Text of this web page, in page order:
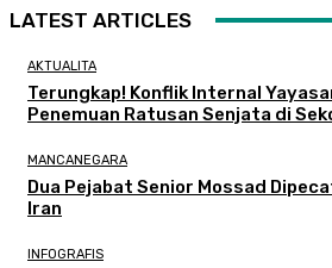
LATEST ARTICLES
AKTUALITA
Terungkap! Konflik Internal
Penemuan Ratusan Senjata di
MANCANEGARA
Dua Pejabat Senior Mossad
Iran
INFOGRAFIS